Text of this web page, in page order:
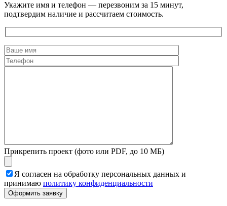
Укажите имя и телефон — перезвоним за 15 минут,
подтвердим наличие и рассчитаем стоимость.
Прикрепить проект (фото или PDF, до 10 МБ)
Я согласен на обработку персональных данных и
принимаю политику конфиденциальности